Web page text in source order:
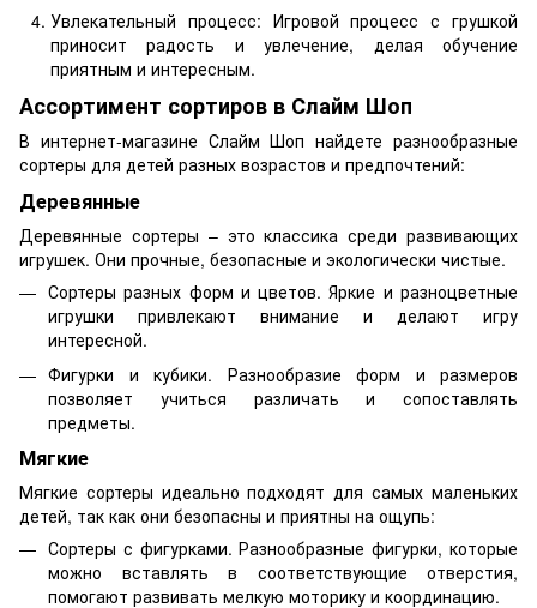
Увлекательный процесс: Игровой процесс с грушкой
приносит радость и увлечение, делая обучение
приятным и интересным.
Ассортимент сортиров в Слайм Шоп
В интернет-магазине Слайм Шоп найдете разнообразные
сортеры для детей разных возрастов и предпочтений:
Деревянные
Деревянные сортеры – это классика среди развивающих
игрушек. Они прочные, безопасные и экологически чистые.
Сортеры разных форм и цветов. Яркие и разноцветные
игрушки привлекают внимание и делают игру
интересной.
Фигурки и кубики. Разнообразие форм и размеров
позволяет учиться различать и сопоставлять
предметы.
Мягкие
Мягкие сортеры идеально подходят для самых маленьких
детей, так как они безопасны и приятны на ощупь:
Сортеры с фигурками. Разнообразные фигурки, которые
можно вставлять в соответствующие отверстия,
помогают развивать мелкую моторику и координацию.